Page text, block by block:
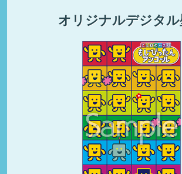
オリジナルデジタル